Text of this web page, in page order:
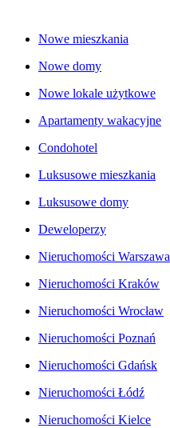
Nowe mieszkania
Nowe domy
Nowe lokale użytkowe
Apartamenty wakacyjne
Condohotel
Luksusowe mieszkania
Luksusowe domy
Deweloperzy
Nieruchomości Warszawa
Nieruchomości Kraków
Nieruchomości Wrocław
Nieruchomości Poznań
Nieruchomości Gdańsk
Nieruchomości Łódź
Nieruchomości Kielce